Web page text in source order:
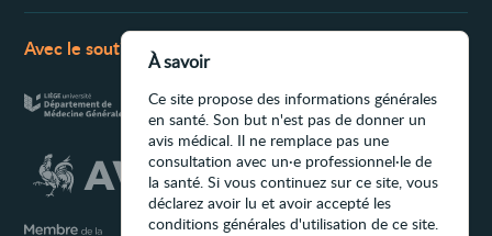
Avec le soutien de
À savoir
Ce site propose des informations générales
en santé. Son but n'est pas de donner un
avis médical. Il ne remplace pas une
consultation avec un·e professionnel·le de
la santé. Si vous continuez sur ce site, vous
déclarez avoir lu et avoir accepté les
conditions générales d'utilisation de ce site.